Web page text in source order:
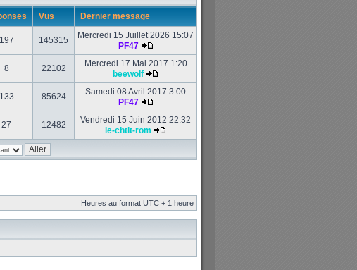
Vus
Dernier message
197 145315
Mercredi 15 Juillet 2026 15:07
PF47
8 22102
Mercredi 17 Mai 2017 1:20
beewolf
133 85624
Samedi 08 Avril 2017 3:00
PF47
27 12482
Vendredi 15 Juin 2012 22:32
le-chtit-rom
Heures au format UTC + 1 heure